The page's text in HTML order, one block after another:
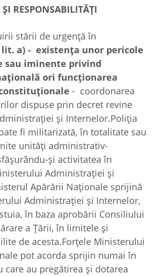
ŞI RESPONSABILITĂŢI
stării de urgenţă în
a) - existenţa unor pericole
sau iminente privind
ori funcţionarea
- coordonarea
dispuse prin decret revine
şi Internelor.Poliţia
fi militarizată, în totalitate sau
unităţi administrativ-
şi activitatea în
Administraţiei şi
Apărării Naţionale sprijină
Administraţiei şi Internelor,
în baza aprobării Consiliului
a Ţării, în limitele şi
de acesta.Forţele Ministerului
pot acorda sprijin numai în
care au pregătirea şi dotarea